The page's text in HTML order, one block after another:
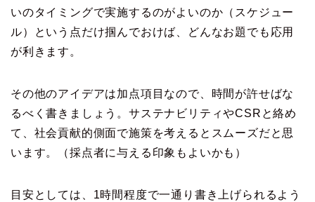
いのタイミングで実施するのがよいのか（スケジュー
ル）という点だけ掴んでおけば、どんなお題でも応用
が利きます。
その他のアイデアは加点項目なので、時間が許せばな
るべく書きましょう。サステナビリティやCSRと絡め
て、社会貢献的側面で施策を考えるとスムーズだと思
います。（採点者に与える印象もよいかも）
目安としては、1時間程度で一通り書き上げられるよう